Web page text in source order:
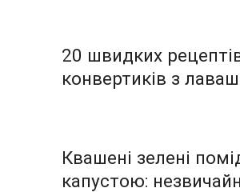
20 швидких
конвертиків з
Квашені зелені
капустою: